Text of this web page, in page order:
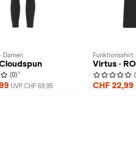
Damen
(0) 1
UVP CHF 69,95
Funktionsshirt
Virtus ·
CHF 22,99